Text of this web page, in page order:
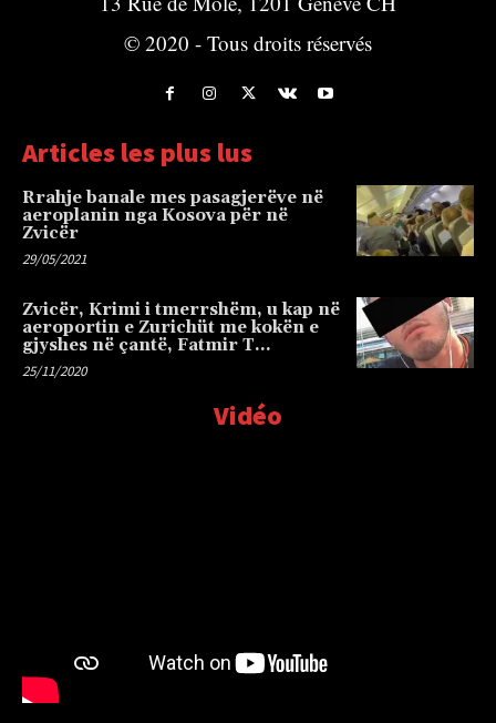
© 2020 - Tous droits réservés
Articles les plus lus
Rrahje banale mes pasagjerëve në
aeroplanin nga Kosova për në
Zvicër
29/05/2021
Zvicër, Krimi i tmerrshëm, u kap në
aeroportin e Zurichüt me kokën e
gjyshes në çantë, Fatmir T…
25/11/2020
Vidéo